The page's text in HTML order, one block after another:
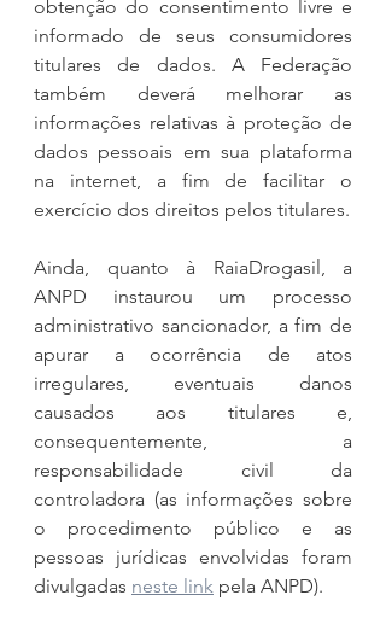
obtenção do consentimento livre e
informado de seus consumidores
titulares de dados. A Federação
também deverá melhorar as
informações relativas à proteção de
dados pessoais em sua plataforma
na internet, a fim de facilitar o
exercício dos direitos pelos titulares.
Ainda, quanto à RaiaDrogasil, a
ANPD instaurou um processo
administrativo sancionador, a fim de
apurar a ocorrência de atos
irregulares, eventuais danos
causados aos titulares e,
consequentemente, a
responsabilidade civil da
controladora (as informações sobre
o procedimento público e as
pessoas jurídicas envolvidas foram
divulgadas neste link pela ANPD).